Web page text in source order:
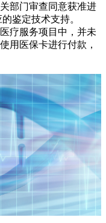
部门审查同意获准进
鉴定技术支持。
疗服务项目中，并未
用医保卡进行付款，